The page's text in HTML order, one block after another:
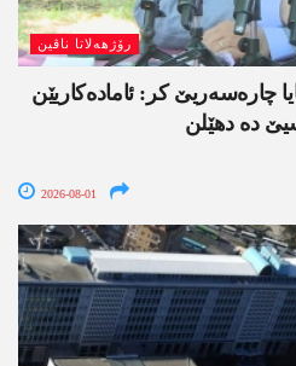
رۆژھەلاتا ناڤین
چارەسەریێ کر: ئامادەکاریێن
دە دھێلن
2026-08-01